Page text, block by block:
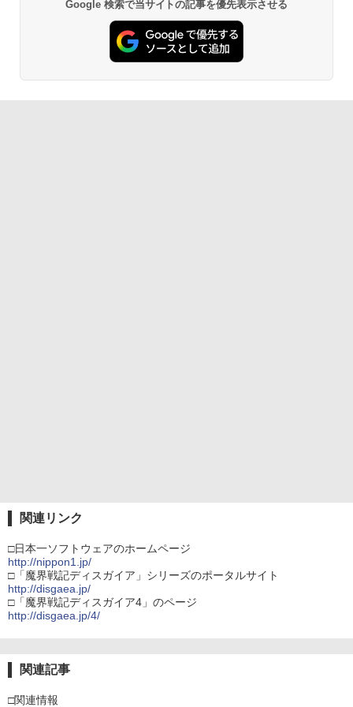
Google 検索で当サイトの記事を優先表示させる
関連リンク
□日本一ソフトウェアのホームページ
http://nippon1.jp/
□「魔界戦記ディスガイア」シリーズのポータルサイト
http://disgaea.jp/
□「魔界戦記ディスガイア4」のページ
http://disgaea.jp/4/
関連記事
□関連情報